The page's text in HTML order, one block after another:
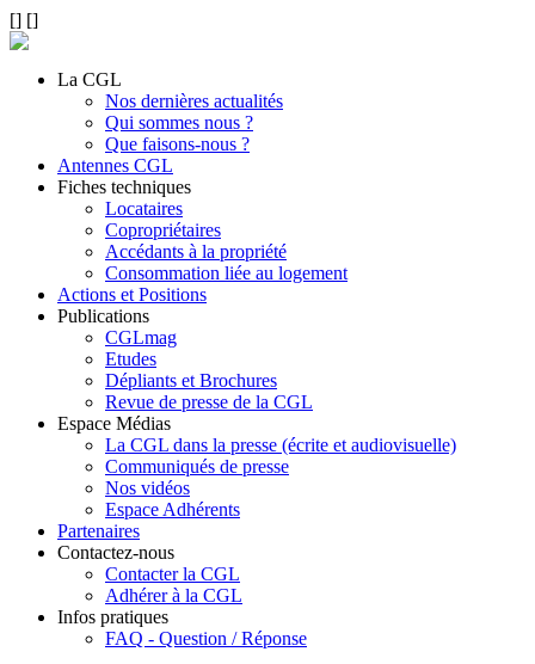
[] []
La CGL
Nos dernières actualités
Qui sommes nous ?
Que faisons-nous ?
Antennes CGL
Fiches techniques
Locataires
Copropriétaires
Accédants à la propriété
Consommation liée au logement
Actions et Positions
Publications
CGLmag
Etudes
Dépliants et Brochures
Revue de presse de la CGL
Espace Médias
La CGL dans la presse (écrite et audiovisuelle)
Communiqués de presse
Nos vidéos
Espace Adhérents
Partenaires
Contactez-nous
Contacter la CGL
Adhérer à la CGL
Infos pratiques
FAQ - Question / Réponse